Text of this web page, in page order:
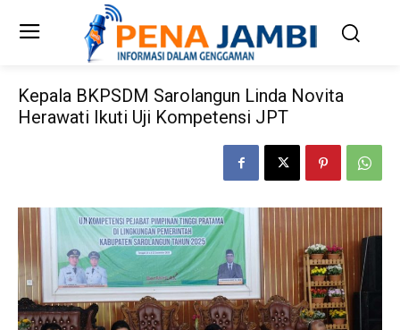
Kepala BKPSDM Sarolangun Linda Novita
Herawati Ikuti Uji Kompetensi JPT